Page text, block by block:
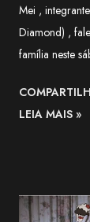
Mei ,
Diamond) ,
família neste
sua trajetória
comunicada.
Across the
LEIA MAIS »